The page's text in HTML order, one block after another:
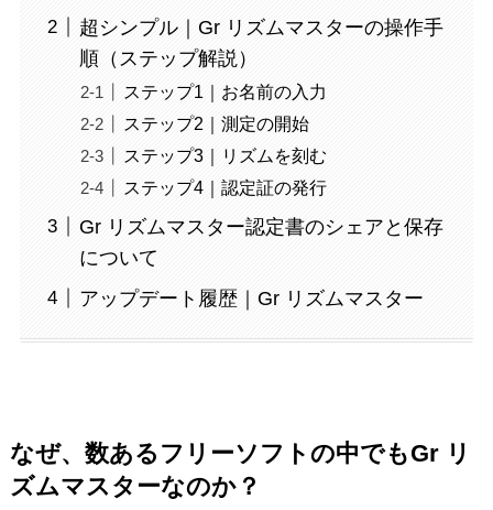
超シンプル｜Gr リズムマスターの操作手
順（ステップ解説）
ステップ1｜お名前の入力
ステップ2｜測定の開始
ステップ3｜リズムを刻む
ステップ4｜認定証の発行
Gr リズムマスター認定書のシェアと保存
について
アップデート履歴｜Gr リズムマスター
なぜ、数あるフリーソフトの中でもGr リ
ズムマスターなのか？